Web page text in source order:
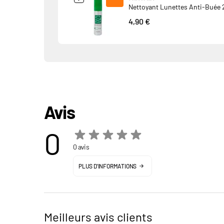
Nettoyant Lunettes Anti-Buée
4,90 €
Avis
0 0 avis
PLUS D'INFORMATIONS
Meilleurs avis clients